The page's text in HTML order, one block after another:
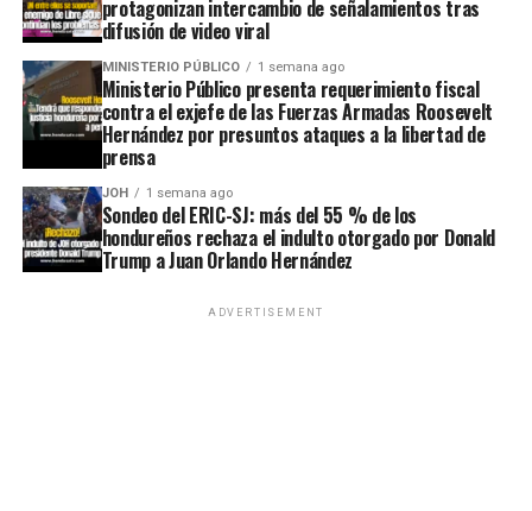
protagonizan intercambio de señalamientos tras
difusión de video viral
MINISTERIO PÚBLICO 1 semana ago
Ministerio Público presenta requerimiento fiscal
contra el exjefe de las Fuerzas Armadas Roosevelt
Hernández por presuntos ataques a la libertad de
prensa
JOH 1 semana ago
Sondeo del ERIC-SJ: más del 55 % de los
hondureños rechaza el indulto otorgado por Donald
Trump a Juan Orlando Hernández
ADVERTISEMENT